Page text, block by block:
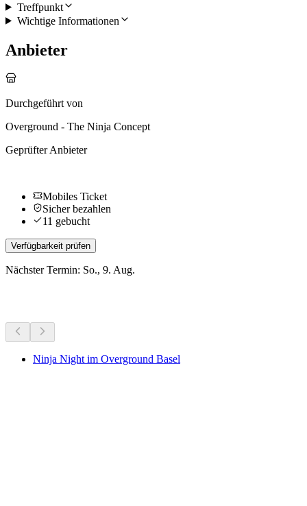
Treffpunkt
Wichtige Informationen
Anbieter
Durchgeführt von
Overground - The Ninja Concept
Geprüfter Anbieter
Mobiles Ticket
Sicher bezahlen
11 gebucht
Verfügbarkeit prüfen
Nächster Termin: So., 9. Aug.
Ninja Night im Overground Basel